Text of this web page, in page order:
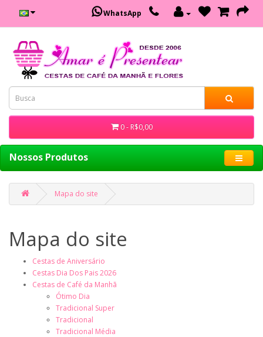
WhatsApp
0 - R$0,00
Nossos Produtos
Mapa do site
Mapa do site
Cestas de Aniversário
Cestas Dia Dos Pais 2026
Cestas de Café da Manhã
Ótimo Dia
Tradicional Super
Tradicional
Tradicional Média